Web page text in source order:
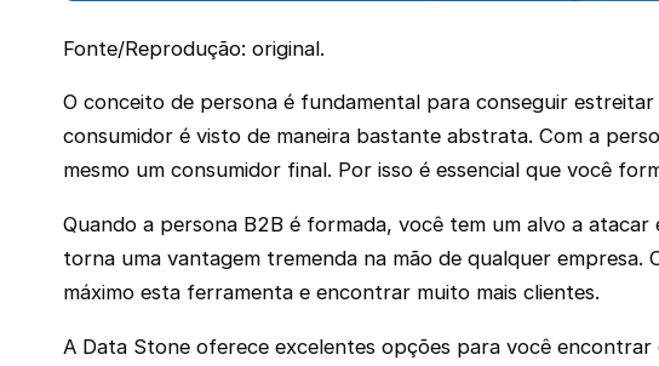
Fonte/Reprodução: original.
O conceito de persona é fundamental para conseguir
consumidor é visto de maneira bastante abstrata. Com a
mesmo um consumidor final. Por isso é essencial que você
Quando a persona B2B é formada, você tem um alvo a atacar
torna uma vantagem tremenda na mão de qualquer
máximo esta ferramenta e encontrar muito mais clientes.
A Data Stone oferece excelentes opções para você